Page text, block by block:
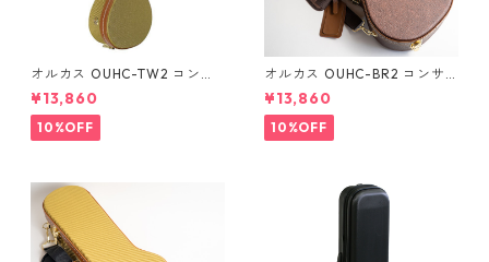
オルカス OUHC-TW2 コンサ
ートウクレレ用ハードケース
¥13,860
10%OFF
オルカス OUHC-BR2 コンサ
ートウクレレ用ハードケース
¥13,860
10%OFF